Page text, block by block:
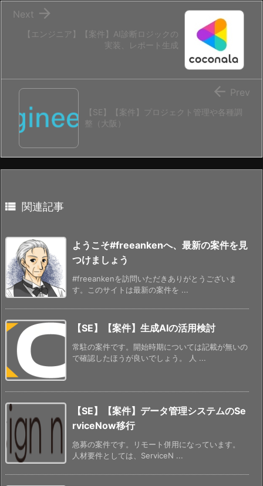
【エンジニア】【案件】AI診断ロジックの
実装、レポート生成

Next
【SE】【案件】プロジェクト管理や各種調
整（大阪）
 Prev
 関連記事
ようこそ#freeankenへ、最新の案件を見
つけましょう
#freeankenを訪問いただきありがとうございま
す。このサイトは最新の案件を ...
【SE】【案件】生成AIの活用検討
常駐の案件です。開始時期については記載が無いの
で確認したほうが良いでしょう。 人 ...
【SE】【案件】データ管理システムのSe
rviceNow移行
急募の案件です。リモート併用になっています。
人材要件としては、ServiceN ...